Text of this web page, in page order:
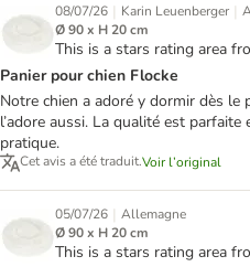
08/07/26 | Karin Leuenberger |
Ø 90 x H 20 cm
This is a stars rating area
Panier pour chien Flocke
Notre chien a adoré y dormir dès le
l’adore aussi. La qualité est
pratique.
Cet avis a été traduit.Voir l’original
05/07/26 | Allemagne
Ø 90 x H 20 cm
This is a stars rating area